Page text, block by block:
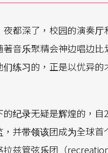
夜都深了，校园的演奏
著音乐聚精会神边唱边
们练习的，正是以优异
的纪录无疑是辉煌的，
，并带领该团成为全球
拉兹管弦乐团（